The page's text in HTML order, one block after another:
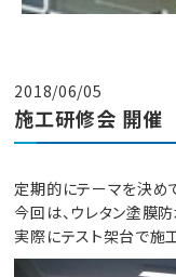
2018/06/05
施工研修会 開
定期的にテーマを決め
今回は、ウレタン塗膜
実際にテスト架台で施